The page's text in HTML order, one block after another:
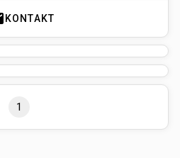
KONTAKT
1